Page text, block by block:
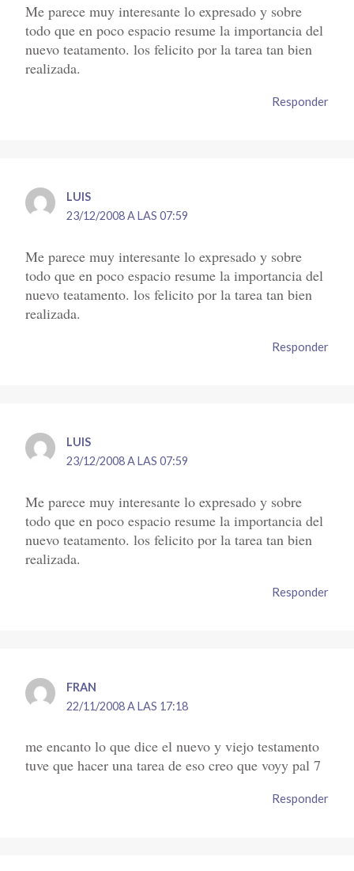
Me parece muy interesante lo expresado y sobre
todo que en poco espacio resume la importancia del
nuevo teatamento. los felicito por la tarea tan bien
realizada.
Responder
LUIS
23/12/2008 A LAS 07:59
Me parece muy interesante lo expresado y sobre
todo que en poco espacio resume la importancia del
nuevo teatamento. los felicito por la tarea tan bien
realizada.
Responder
LUIS
23/12/2008 A LAS 07:59
Me parece muy interesante lo expresado y sobre
todo que en poco espacio resume la importancia del
nuevo teatamento. los felicito por la tarea tan bien
realizada.
Responder
FRAN
22/11/2008 A LAS 17:18
me encanto lo que dice el nuevo y viejo testamento
tuve que hacer una tarea de eso creo que voyy pal 7
Responder